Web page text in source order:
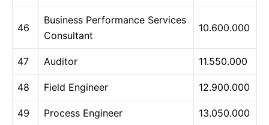
46
Business Performance Services
Consultant
10.600.000
47 Auditor 11.550.000
48 Field Engineer 12.900.000
49 Process Engineer 13.050.000